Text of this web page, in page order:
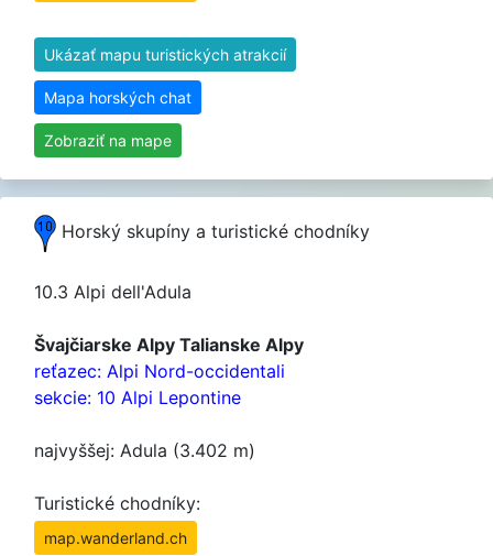
Ukázať mapu turistických atrakcií
Mapa horských chat
Zobraziť na mape
Horský skupíny a turistické chodníky
10.3 Alpi dell'Adula
Švajčiarske Alpy Talianske Alpy
reťazec: Alpi Nord-occidentali
sekcie: 10 Alpi Lepontine
najvyššej: Adula (3.402 m)
Turistické chodníky:
map.wanderland.ch